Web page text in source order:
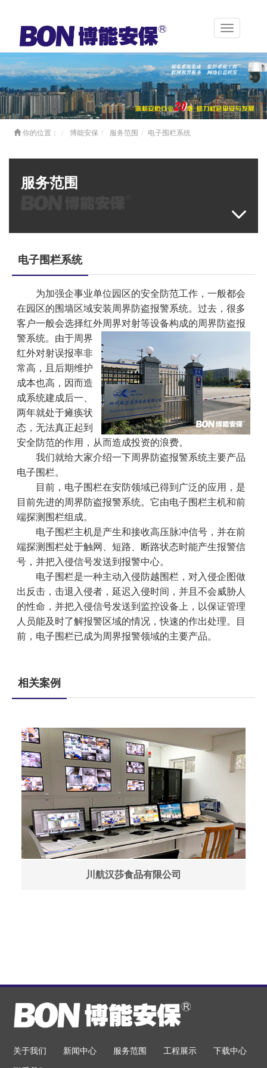
Toggle
你的位置： 博能安保 服务范围 电子围栏系统
服务范围
电子围栏系统
为加强企事业单位园区的安全防范工作，一般都会
在园区的围墙区域安装周界防盗报警系统。过去，很多
客户一般会选择红外周界对射等设备构成的周界防盗报
警系统。由于周界
红外对射误报率非
常高，且后期维护
成本也高，因而造
成系统建成后一、
两年就处于瘫痪状
态，无法真正起到
安全防范的作用，从而造成投资的浪费。
我们就给大家介绍一下周界防盗报警系统主要产品
电子围栏。
目前，电子围栏在安防领域已得到广泛的应用，是
目前先进的周界防盗报警系统。它由电子围栏主机和前
端探测围栏组成。
电子围栏主机是产生和接收高压脉冲信号，并在前
端探测围栏处于触网、短路、断路状态时能产生报警信
号，并把入侵信号发送到报警中心。
电子围栏是一种主动入侵防越围栏，对入侵企图做
出反击，击退入侵者，延迟入侵时间，并且不会威胁人
的性命，并把入侵信号发送到监控设备上，以保证管理
人员能及时了解报警区域的情况，快速的作出处理。目
前，电子围栏已成为周界报警领域的主要产品。
相关案例
川航汉莎食品有限公司
关于我们 新闻中心 服务范围 工程展示 下载中心